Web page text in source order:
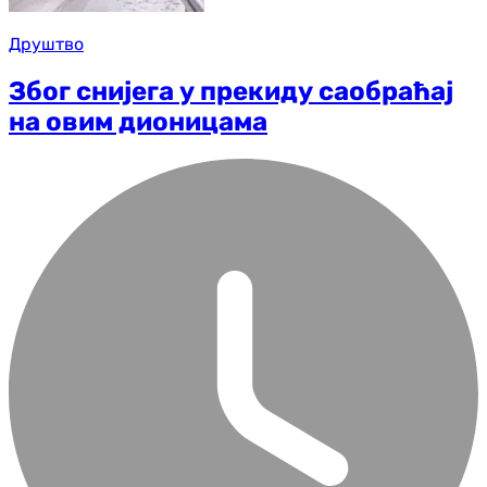
Друштво
Због снијега у прекиду саобраћај
на овим дионицама